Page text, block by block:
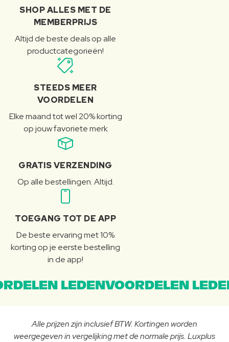
SHOP ALLES MET DE
MEMBERPRIJS
Altijd de beste deals op alle
productcategorieën!
STEEDS MEER
VOORDELEN
Elke maand tot wel 20% korting
op jouw favoriete merk
GRATIS VERZENDING
Op alle bestellingen. Altijd.
TOEGANG TOT DE APP
De beste ervaring met 10%
korting op je eerste bestelling
in de app!
LEDENVOORDELEN
Alle prijzen zijn inclusief BTW. Kortingen worden
weergegeven in vergelijking met de normale prijs. Luxplus